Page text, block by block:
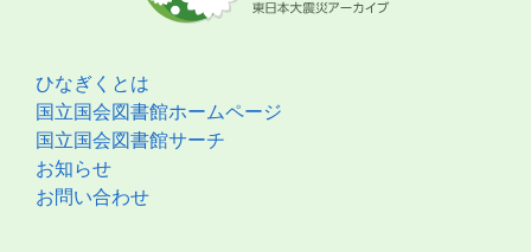
ひなぎくとは
国立国会図書館ホームページ
国立国会図書館サーチ
お知らせ
お問い合わせ